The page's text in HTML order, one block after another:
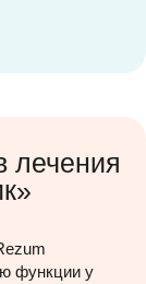
лечения
функции у